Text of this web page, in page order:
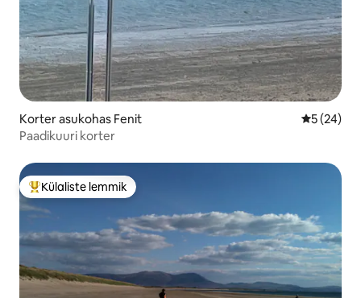
Korter asukohas Fenit Keskmine
5 (24)
Paadikuuri korter
Külaliste suur lemmik
Külaliste lemmik